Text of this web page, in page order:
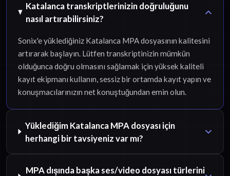
Katalanca transkriptlerinizin doğruluğunu
nasıl artırabilirsiniz?
Sonix'e yüklediğiniz Katalanca MPA dosyasının kalitesini
artırarak başlayın. Lütfen transkriptinizin mümkün
olduğunca doğru olmasını sağlamak için yüksek kaliteli
kayıt ekipmanı kullanın, sessiz bir ortamda kayıt yapın ve
konuşmacılarınızın net konuştuğundan emin olun.
Yüklediğim Katalanca MPA dosyası için
herhangi bir tavsiyeniz var mı?
MPA dışında başka ses/video dosyası türlerini